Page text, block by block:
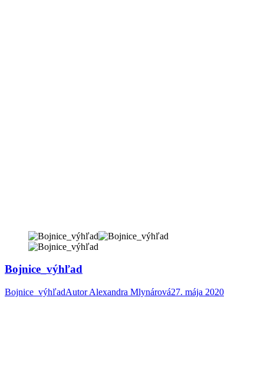
Bojnice_výhľad
Bojnice_výhľadAutorAlexandra Mlynárová27. mája 2020